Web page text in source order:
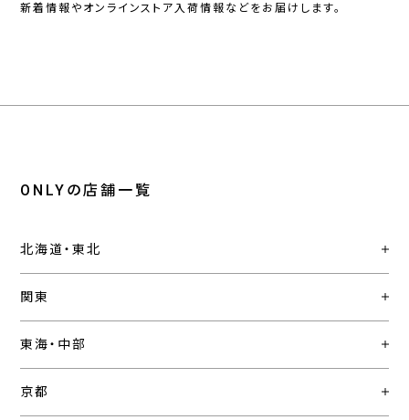
新着情報やオンラインストア入荷情報などをお届けします。
ONLYの店舗一覧
北海道・東北
関東
東海・中部
京都